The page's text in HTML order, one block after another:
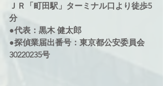
ＪＲ「町田駅」ターミナル口より徒歩5
分
●代表：黒木 健太郎
●探偵業届出番号：東京都公安委員会
30220235号